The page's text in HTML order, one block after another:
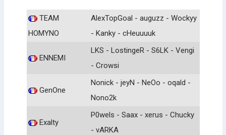
TEAM
HOMYNO
AlexTopGoal - auguzz - Wockyy
- Kanky - cHeuuuuk
ENNEMI
LKS - LostingeR - S6LK - Vengi
- Crowsi
GenOne
Nonick - jeyN - NeOo - oqald -
Nono2k
Exalty
P0wels - Saax - xerus - Chucky
- vARKA